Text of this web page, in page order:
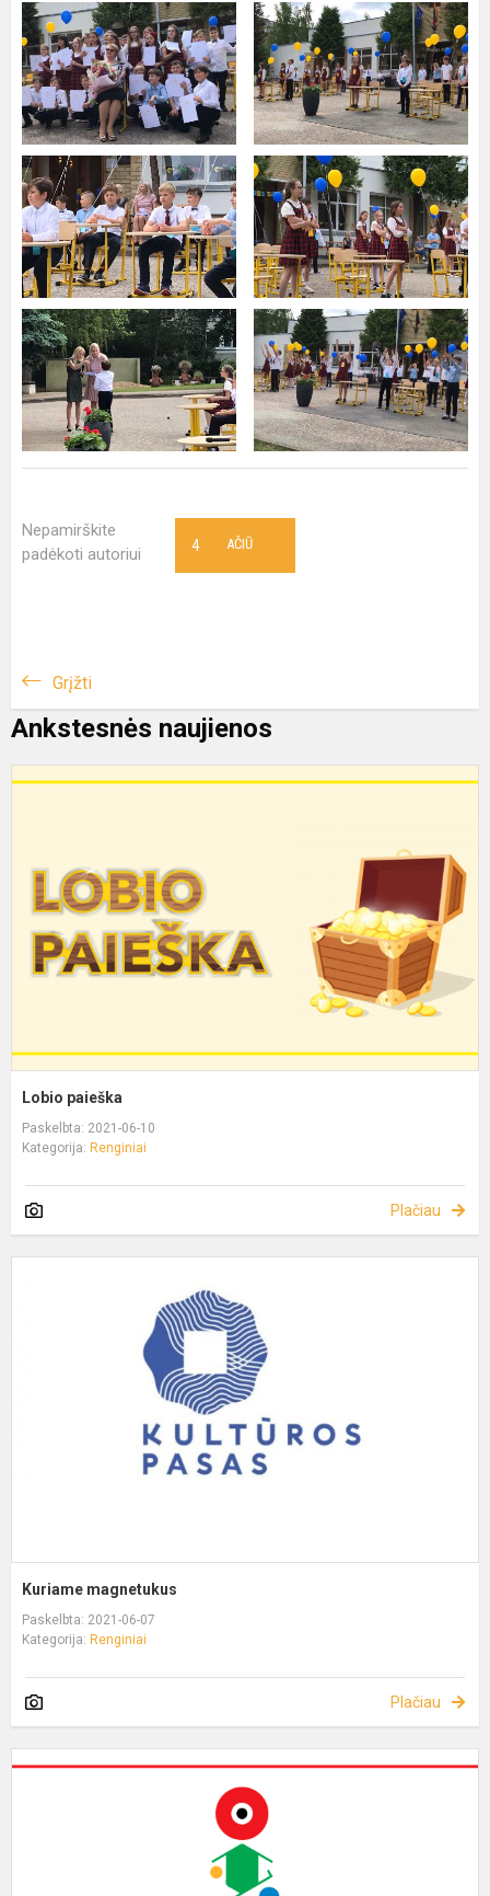
Nepamirškite
padėkoti autoriui
AČIŪ
4
Grįžti
Ankstesnės naujienos
Lobio paieška
Paskelbta: 2021-06-10
Kategorija: Renginiai
Plačiau
Kuriame magnetukus
Paskelbta: 2021-06-07
Kategorija: Renginiai
Plačiau